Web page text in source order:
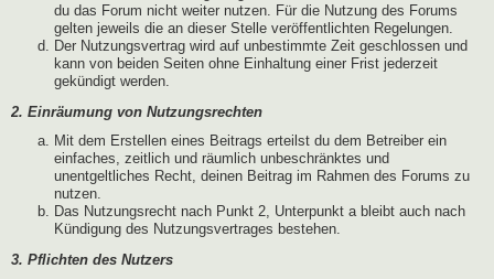
du das Forum nicht weiter nutzen. Für die Nutzung des Forums
gelten jeweils die an dieser Stelle veröffentlichten Regelungen.
Der Nutzungsvertrag wird auf unbestimmte Zeit geschlossen und
kann von beiden Seiten ohne Einhaltung einer Frist jederzeit
gekündigt werden.
2. Einräumung von Nutzungsrechten
Mit dem Erstellen eines Beitrags erteilst du dem Betreiber ein
einfaches, zeitlich und räumlich unbeschränktes und
unentgeltliches Recht, deinen Beitrag im Rahmen des Forums zu
nutzen.
Das Nutzungsrecht nach Punkt 2, Unterpunkt a bleibt auch nach
Kündigung des Nutzungsvertrages bestehen.
3. Pflichten des Nutzers